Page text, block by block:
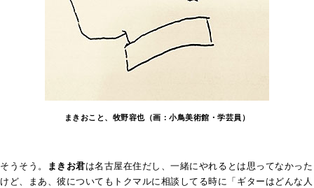
まきおこと、牧野容也（画：小鳥美術館・学芸員）
そうそう。 まきお君は名古屋在住だし、一緒にやれるとは思ってなかった
けど、まあ、彼についてもトクマルに相談してる時に「ギターはどんな人